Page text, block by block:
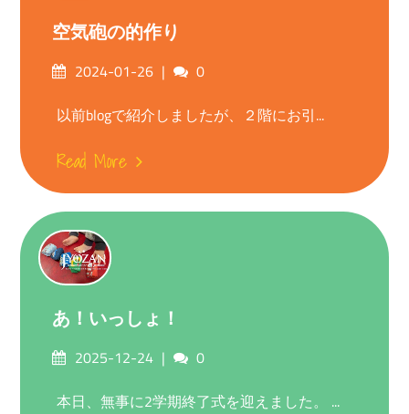
空気砲の的作り
Posted2024-01-26 Comments
0
以前blogで紹介しましたが、２階にお引...
Read More
あ！いっしょ！
Posted2025-12-24 Comments
0
本日、無事に2学期終了式を迎えました。 ...